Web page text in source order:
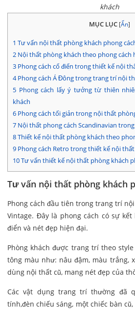
khách
MỤC LỤC [Ẩn]
1 Tư vấn nội thất phòng khách phong
2 Nội thất phòng khách theo phong cách
3 Phong cách cổ điển trong thiết kế nội
4Phong cách Á Đông trong trang trí nội
5 Phong cách lấy ý tưởng từ thiên
khách
6 Phong cách tối giản trong nội thất
7 Nội thất phong cách Scandinavian
8Thiết kế nội thất phòng khách theo
9 Phong cách Retro trong thiết kế nội
10Tư vấn thiết kế nội thất phòng khách
Tư vấn nội thất phòng khách
Phong cách đầu tiên trong trang trí
Vintage. Đây là phong cách có sự
điển và nét đẹp hiện đại.
Phòng khách được trang trí theo
tông màu như: nâu đậm, màu trắng,
dùng nội thất cũ, mang nét đẹp của
Các vật dụng trang trí thường đã
tính,đèn chiếu sáng, một chiếc bàn